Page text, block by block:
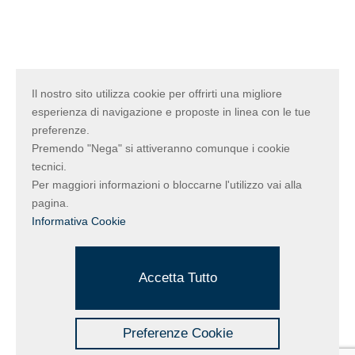
Il nostro sito utilizza cookie per offrirti una migliore
esperienza di navigazione e proposte in linea con le tue
preferenze.
Premendo "Nega" si attiveranno comunque i cookie
tecnici.
Per maggiori informazioni o bloccarne l'utilizzo vai alla
pagina.
Informativa Cookie
Accetta Tutto
Preferenze Cookie